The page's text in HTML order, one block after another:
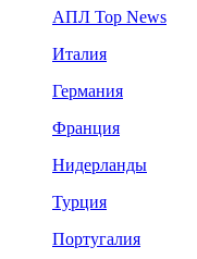
АПЛ Top News
Италия
Германия
Франция
Нидерланды
Турция
Португалия